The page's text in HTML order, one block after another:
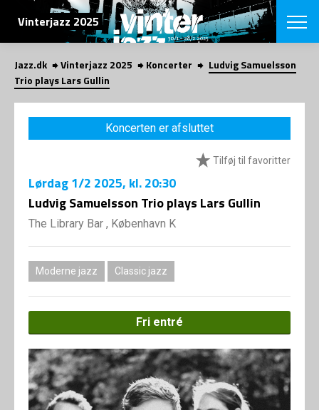
SØG
Vinterjazz 2025
English
VÆLG
VINTERJAZZ
Temaer
LOCATIONS
App
INFO
Om fonden
SHOP
Jazz.dk Vinterjazz 2025 Koncerter
Ludvig Samuelsson
Trio plays Lars Gullin
Koncerten er afsluttet
Tilføj til favoritter
Lørdag1/2 2025, kl. 20:30
Ludvig Samuelsson Trio plays Lars Gullin
The Library Bar , København K
Moderne jazz Classic jazz
Fri entré